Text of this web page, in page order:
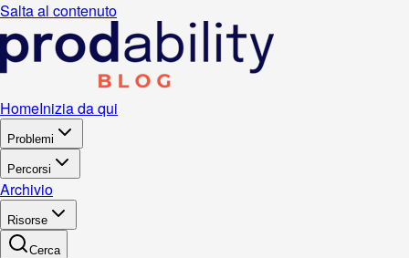
Salta al contenuto
HomeInizia da qui
Problemi
Percorsi
Archivio
Risorse
Cerca